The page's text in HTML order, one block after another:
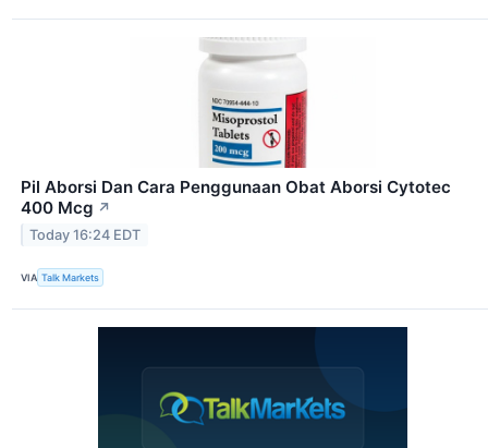
Pil Aborsi Dan Cara Penggunaan Obat Aborsi Cytotec
400 Mcg ↗
Today 16:24 EDT
VIA Talk Markets